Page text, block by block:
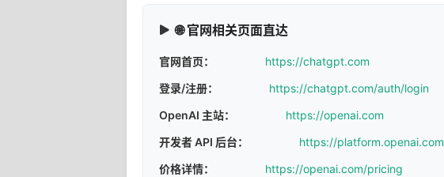
🌐 官网相关页面直达
官网首页：
https://chatgpt.com
登录/注册：
https://chatgpt.com/auth/login
OpenAI 主站：
https://openai.com
开发者 API 后台：
https://platform.openai.com
价格详情：
https://openai.com/pricing